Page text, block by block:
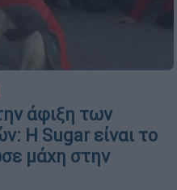
άφιξη των
Η Sugar είναι το
μάχη στην